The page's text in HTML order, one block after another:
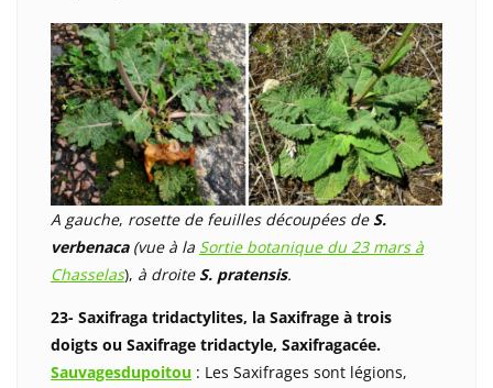
A gauche, rosette de feuilles découpées deS.
verbenaca(vue à la Sortie botanique du 23 mars à
Chasselas), à droiteS. pratensis.
23- Saxifraga tridactylites, la Saxifrage à trois
doigts ou Saxifrage tridactyle, Saxifragacée.
Sauvagesdupoitou : Les Saxifrages sont légions,